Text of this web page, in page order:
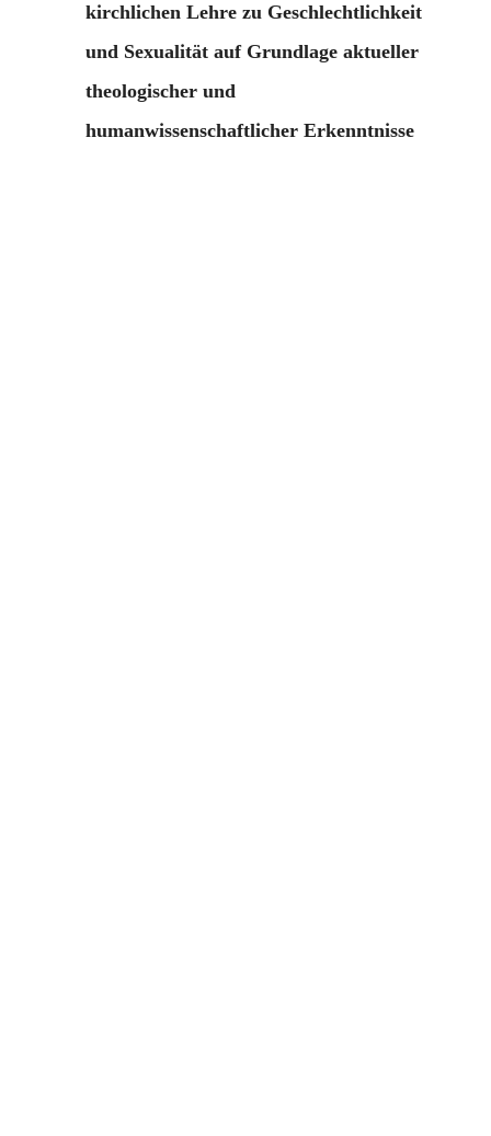
kirchlichen Lehre zu Geschlechtlichkeit
und Sexualität auf Grundlage aktueller
theologischer und
humanwissenschaftlicher Erkenntnisse